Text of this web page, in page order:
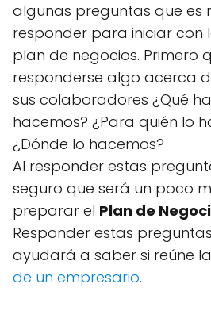
algunas preguntas que es
responder para iniciar con
plan de negocios. Primero
responderse algo acerca
sus colaboradores ¿Qué
hacemos? ¿Para quién lo
¿Dónde lo hacemos?
Al responder estas
seguro que será un poco
preparar el Plan de
Responder estas
ayudará a saber si reúne
de un empresario.